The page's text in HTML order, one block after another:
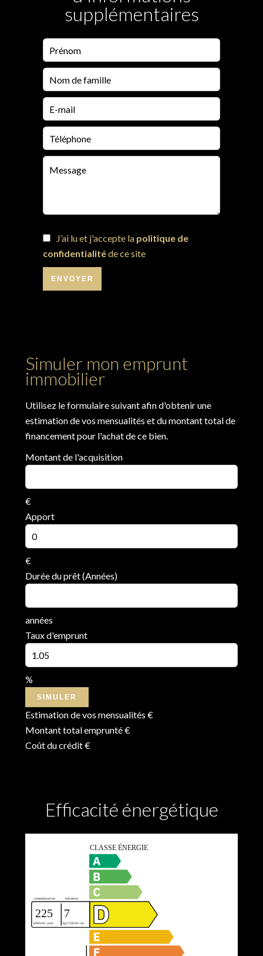
supplémentaires
J’ai lu et j'accepte la politique de
confidentialitéde ce site
ENVOYER
Simuler mon emprunt
immobilier
Utilisez le formulaire suivant afin d'obtenir une
estimation de vos mensualités et du montant total de
financement pour l'achat de ce bien.
Montant de l'acquisition
€
Apport
€
Durée du prêt (Années)
années
Taux d'emprunt
%
SIMULER
Estimation de vos mensualités €
Montant total emprunté€
Coût du crédit€
Efficacité énergétique